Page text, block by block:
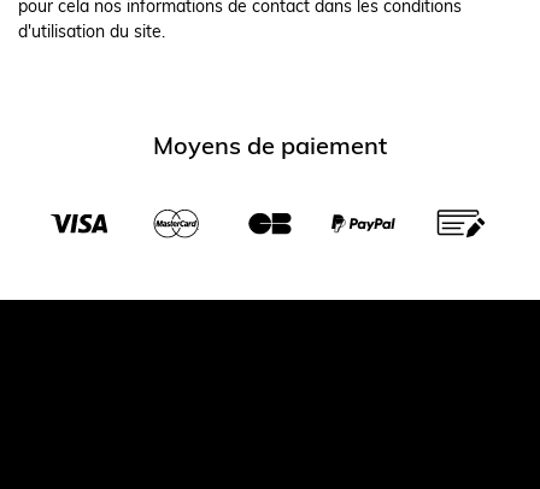
pour cela nos informations de contact dans les conditions
d'utilisation du site.
Moyens de paiement
Transporteurs partenaires